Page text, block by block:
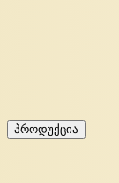
პროდუქცია